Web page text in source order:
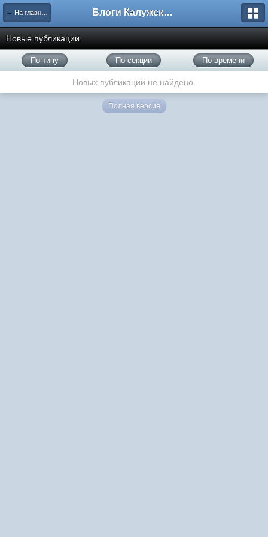
← На главную Блоги Калужского перекрестка
Новые публикации
По типу По секции По времени
Новых публикаций не найдено.
Полная версия